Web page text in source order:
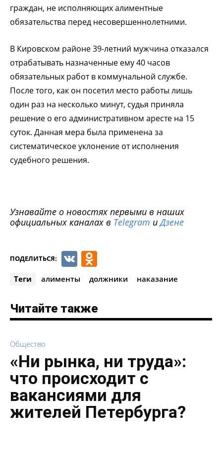
граждан, не исполняющих алиментные
обязательства перед несовершеннолетними.
В Кировском районе 39-летний мужчина отказался
отрабатывать назначенные ему 40 часов
обязательных работ в коммунальной службе.
После того, как он посетил место работы лишь
один раз на несколько минут, судья приняла
решение о его административном аресте на 15
суток. Данная мера была применена за
систематическое уклонение от исполнения
судебного решения.
Узнавайте о новостях первыми в наших
официальных каналах в Telegram иДзене
ПОДЕЛИТЬСЯ: VK
Теги алименты должники наказание
Читайте также
Общество
«Ни рынка, ни труда»:
что происходит с
вакансиями для
жителей Петербурга?